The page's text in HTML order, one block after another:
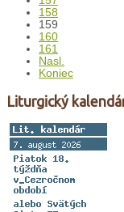
158
159
160
161
Nasl.
Koniec
Liturgický